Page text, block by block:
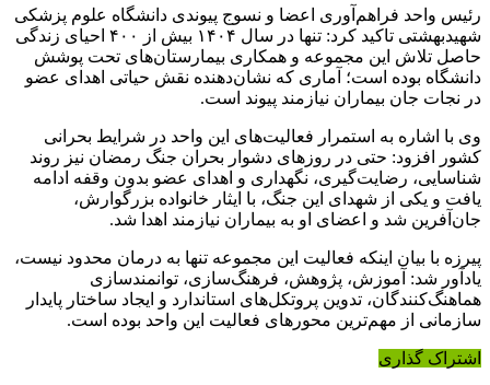
رئیس واحد فراهم‌آوری اعضا و نسوج پیوندی دانشگاه علوم پزشکی
شهیدبهشتی تاکید کرد: تنها در سال ۱۴۰۴ بیش از ۴۰۰ احیای زندگی
حاصل تلاش این مجموعه و همکاری بیمارستان‌های تحت پوشش
دانشگاه بوده است؛ آماری که نشان‌دهنده نقش حیاتی اهدای عضو
در نجات جان بیماران نیازمند پیوند است.
وی با اشاره به استمرار فعالیت‌های این واحد در شرایط بحرانی
کشور افزود: حتی در روزهای دشوار بحران جنگ رمضان نیز روند
شناسایی، رضایت‌گیری، نگهداری و اهدای عضو بدون وقفه ادامه
یافت و یکی از شهدای این جنگ، با ایثار خانواده بزرگوارش،
جان‌آفرین شد و اعضای او به بیماران نیازمند اهدا شد.
پیرزه با بیان اینکه فعالیت این مجموعه تنها به درمان محدود نیست،
یادآور شد: آموزش، پژوهش، فرهنگ‌سازی، توانمندسازی
هماهنگ‌کنندگان، تدوین پروتکل‌های استاندارد و ایجاد ساختار پایدار
سازمانی از مهم‌ترین محورهای فعالیت این واحد بوده است.
اشتراک گذاری